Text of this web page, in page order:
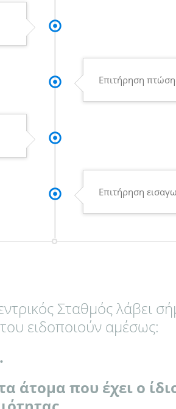
Επιτήρηση
Επιτήρηση
Σταθμός λάβει
ειδοποιούν αμέσως:
άτομα που έχει ο